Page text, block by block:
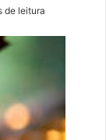
de leitura